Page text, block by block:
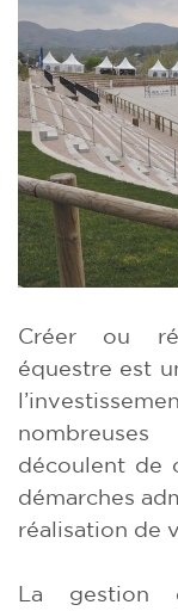
Créer ou
équestre est
découlent de
démarches
réalisation de
La gestion